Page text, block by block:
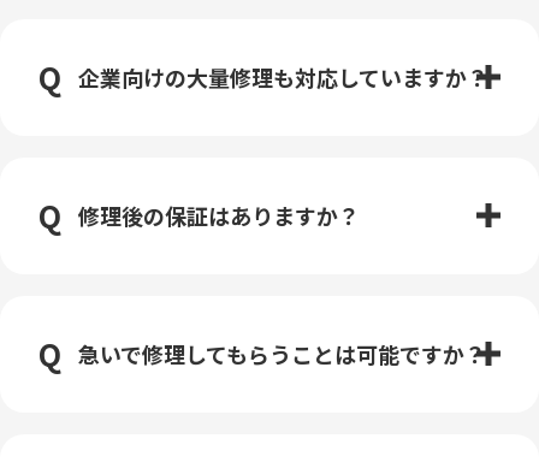
企業向けの大量修理も対応していますか？
修理後の保証はありますか？
急いで修理してもらうことは可能ですか？